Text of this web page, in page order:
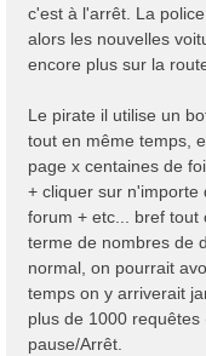
c'est à l'arrêt. La
alors les nouvelles
encore plus sur la
Le pirate il utilise un
tout en même temps,
page x centaines de
+ cliquer sur n'importe
forum + etc... bref tout
terme de nombres de
normal, on pourrait
temps on y arriverait
plus de 1000
pause/Arrêt.